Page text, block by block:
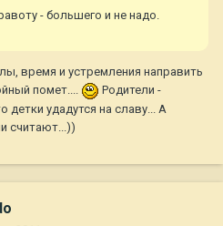
- большего и не надо.
время и устремления направить
помет....
Родители -
детки удадутся на славу... А
считают...))